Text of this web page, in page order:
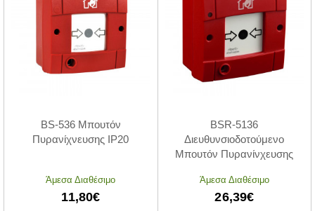
BS-536 Μπουτόν
Πυρανίχνευσης IP20
Άμεσα Διαθέσιμο
11,80€
BSR-5136
Διευθυνσιοδοτούμενο
Μπουτόν Πυρανίνχευσης
Άμεσα Διαθέσιμο
26,39€